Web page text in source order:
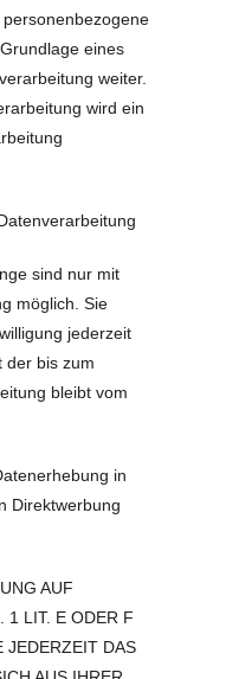
eines
weiter.
wird ein
sind nur mit
möglich. Sie
jederzeit
der bis zum
bleibt vom
in
Direktwerbung
AUF
1 LIT. E ODER F
JEDERZEIT DAS